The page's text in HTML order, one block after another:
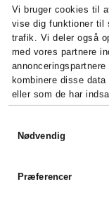
Vi bruger cookies til
vise dig funktioner til
trafik. Vi deler også
med vores partnere
kombinere disse
eller som de har
Nødvendig
Præferencer
Vores